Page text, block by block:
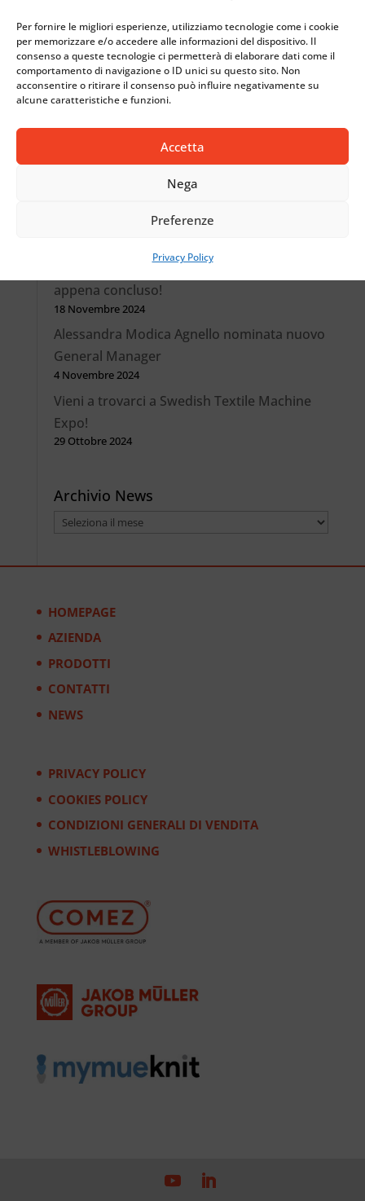
Per fornire le migliori esperienze, utilizziamo tecnologie come i cookie
per memorizzare e/o accedere alle informazioni del dispositivo. Il
consenso a queste tecnologie ci permetterà di elaborare dati come il
comportamento di navigazione o ID unici su questo sito. Non
acconsentire o ritirare il consenso può influire negativamente su
alcune caratteristiche e funzioni.
Accetta
Nega
Preferenze
Privacy Policy
Articoli recenti
Nasce LAB1887: l’innovazione prende forma
30 Ottobre 2025
trasfertista (m/f)
Un altro percorso formativo di successo si è
appena concluso!
18 Novembre 2024
Alessandra Modica Agnello nominata nuovo
General Manager
4 Novembre 2024
Vieni a trovarci a Swedish Textile Machine
Expo!
29 Ottobre 2024
Archivio News
Archivio
HOMEPAGE
AZIENDA
PRODOTTI
CONTATTI
NEWS
PRIVACY POLICY
COOKIES POLICY
CONDIZIONI GENERALI DI VENDITA
WHISTLEBLOWING